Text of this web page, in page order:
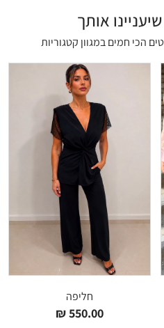
אותך
הכי חמים במגוון קטגוריות
חליפה
550.00
₪